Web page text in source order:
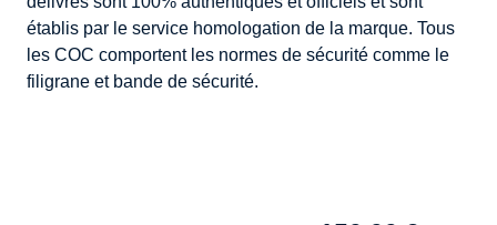
établis par le service homologation de la marque. Tous
les COC comportent les normes de sécurité comme le
filigrane et bande de sécurité.